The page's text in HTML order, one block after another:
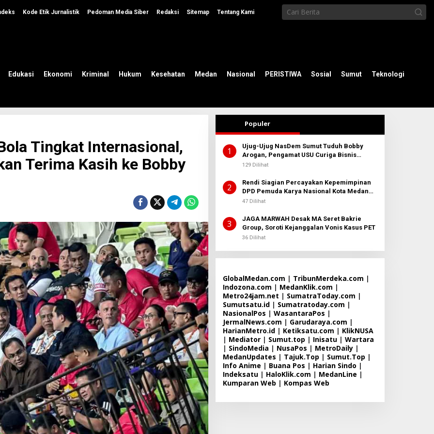
Kode Etik Jurnalistik Pedoman Media Siber Redaksi Sitemap Tentang Kami
Edukasi Ekonomi Kriminal Hukum Kesehatan Medan Nasional PERISTIWA Sosial Sumut Teknologi
Tingkat Internasional,
Terima Kasih ke Bobby
Populer
1
Ujug-Ujug NasDem Sumut Tuduh Bobby
Arogan, Pengamat USU Curiga Bisnis
Reklame
129 Dilihat
2
Rendi Siagian Percayakan Kepemimpinan
DPD Pemuda Karya Nasional Kota Medan
kepada Josef Sembiring
47 Dilihat
3
JAGA MARWAH Desak MA Seret Bakrie
Group, Soroti Kejanggalan Vonis Kasus PET
36 Dilihat
GlobalMedan.com | TribunMerdeka.com |
Indozona.com | MedanKlik.com |
Metro24jam.net | SumatraToday.com |
Sumutsatu.id| Sumatratoday.com |
NasionalPos | WasantaraPos |
JermalNews.com | Garudaraya.com |
HarianMetro.id| Ketiksatu.com | KlikNUSA
| Mediator| Sumut.top | Inisatu| Wartara
| SindoMedia | NusaPos | MetroDaily|
MedanUpdates | Tajuk.Top | Sumut.Top |
Info Anime | Buana Pos | Harian Sindo |
Indeksatu| HaloKlik.com | MedanLine |
Kumparan Web | Kompas Web